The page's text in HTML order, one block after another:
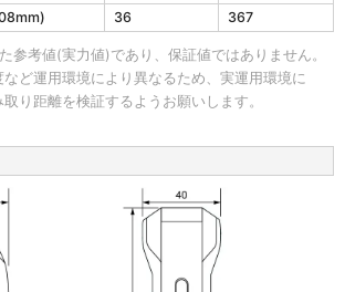
36 367
参考値(実力値)であり、保証値ではありません。
ど運用環境により異なるため、実運用環境に
り距離を検証するようお願いします。